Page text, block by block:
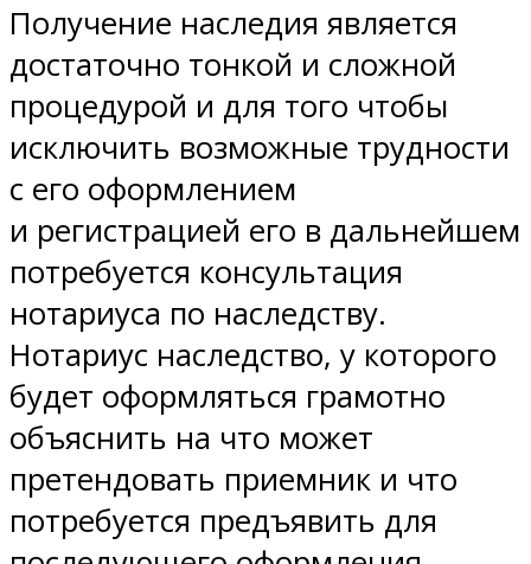
Получение наследия является
достаточно тонкой и сложной
процедурой и для того чтобы
исключить возможные трудности
с его оформлением
и регистрацией его в дальнейшем
потребуется консультация
нотариуса по наследству.
Нотариус наследство, у которого
будет оформляться грамотно
объяснить на что может
претендовать приемник и что
потребуется предъявить для